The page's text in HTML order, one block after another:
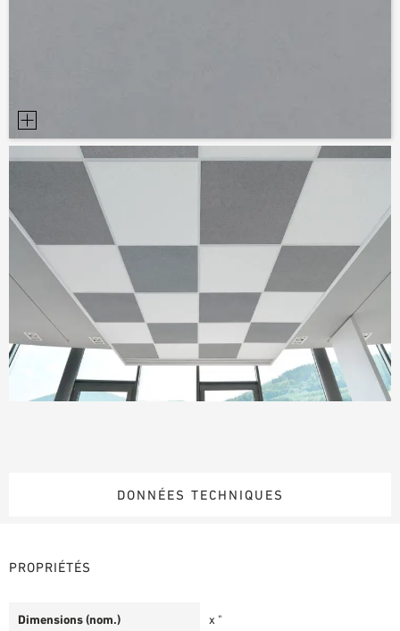
DONNÉES TECHNIQUES
PROPRIÉTÉS
Dimensions (nom.) x "